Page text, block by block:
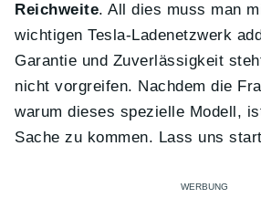
Reichweite. All dies muss man
wichtigen Tesla-Ladenetzwerk
Garantie und Zuverlässigkeit
nicht vorgreifen. Nachdem die
warum dieses spezielle Modell,
Sache zu kommen. Lass uns